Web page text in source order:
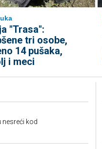
"Trasa":
tri osobe,
14 pušaka,
i meci
nesreći kod